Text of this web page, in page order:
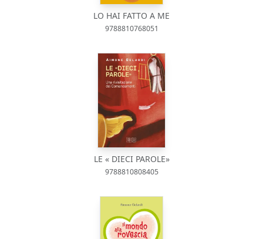
LO HAI FATTO A ME
9788810768051
LE « DIECI PAROLE»
9788810808405